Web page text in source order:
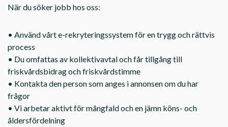
När du söker jobb hos oss:
• Använd vårt e-rekryteringssystem för en trygg och rättvis
process
• Du omfattas av kollektivavtal och får tillgång till
friskvårdsbidrag och friskvårdstimme
• Kontakta den person som anges i annonsen om du har
frågor
• Vi arbetar aktivt för mångfald och en jämn köns- och
åldersfördelning